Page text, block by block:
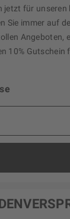
jetzt für unseren
Sie immer auf
Angeboten,
10%